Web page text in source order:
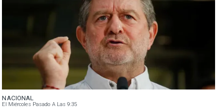
NACIONAL
El Miércoles Pasado A Las 9:35